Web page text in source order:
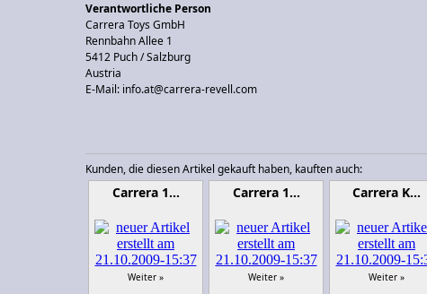
Verantwortliche Person
Carrera Toys GmbH
Rennbahn Allee 1
5412 Puch / Salzburg
Austria
E-Mail: info.at@carrera-revell.com
Kunden, die diesen Artikel gekauft haben, kauften auch:
Carrera 1…
Weiter »
Carrera 1…
Weiter »
Carrera K…
Weiter »